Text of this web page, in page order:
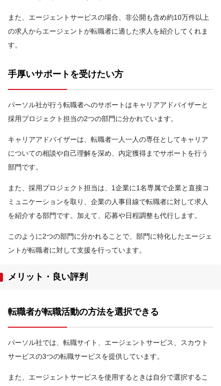
また、エージェントサービスの場合、非公開も含め約10万件以上
の求人からエージェントが転職者に適した求人を紹介してくれま
す。
手厚いサポートを受けたい方
パーソル社が行う転職者へのサポートはキャリアアドバイザーと
採用プロジェクト担当の2つの部門に分かれています。
キャリアアドバイザーは、転職者一人一人の専任としてキャリア
についての相談や自己理解を深め、内定獲得までサポートを行う
部門です。
また、採用プロジェクト担当は、1企業に1名専属で企業と直接コ
ミュニケーションを取り、企業の人事目線で転職者に対して求人
を紹介する部門です。加えて、応募や日程調整も代行します。
このように2つの部門に分かれることで、部門に特化したエージェ
ントが転職者に対して支援を行っています。
メリット・良い評判
転職者が転職活動の方法を選択できる
パーソル社では、転職サイト、エージェントサービス、スカウト
サービスの3つの転職サービスを提供しています。
また、エージェントサービスを使用するときは自分で選択するこ